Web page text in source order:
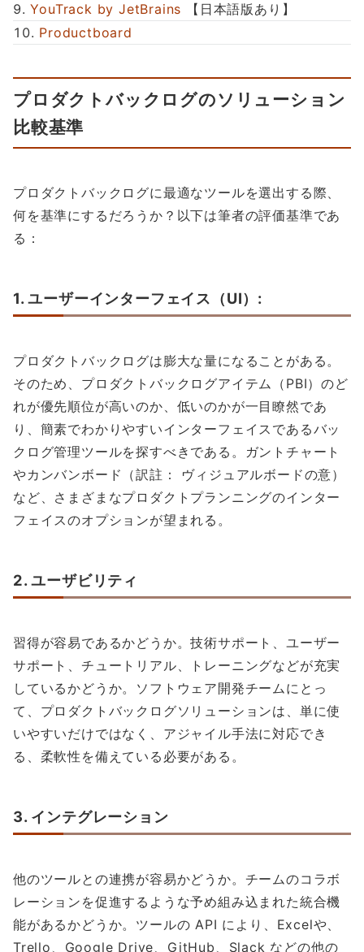
YouTrack by JetBrains 【日本語版あり】
Productboard
プロダクトバックログのソリューション
比較基準
プロダクトバックログに最適なツールを選出する際、
何を基準にするだろうか？以下は筆者の評価基準であ
る：
1. ユーザーインターフェイス（UI）:
プロダクトバックログは膨大な量になることがある。
そのため、プロダクトバックログアイテム（PBI）のど
れが優先順位が高いのか、低いのかが一目瞭然であ
り、簡素でわかりやすいインターフェイスであるバッ
クログ管理ツールを探すべきである。ガントチャート
やカンバンボード（訳註： ヴィジュアルボードの意）
など、さまざまなプロダクトプランニングのインター
フェイスのオプションが望まれる。
2. ユーザビリティ
習得が容易であるかどうか。技術サポート、ユーザー
サポート、チュートリアル、トレーニングなどが充実
しているかどうか。ソフトウェア開発チームにとっ
て、プロダクトバックログソリューションは、単に使
いやすいだけではなく、アジャイル手法に対応でき
る、柔軟性を備えている必要がある。
3. インテグレーション
他のツールとの連携が容易かどうか。チームのコラボ
レーションを促進するような予め組み込まれた統合機
能があるかどうか。ツールの API により、Excelや、
Trello、Google Drive、GitHub、Slack などの他の